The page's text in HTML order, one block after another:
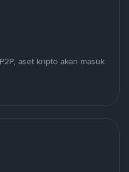
aset kripto akan masuk